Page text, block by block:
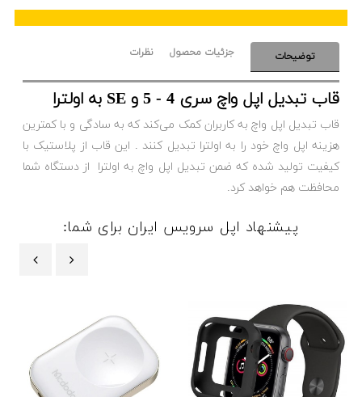
توضیحات جزئیات محصول نظرات
قاب تبدیل اپل واچ سری 4 - 5 و SE به اولترا
قاب تبدیل اپل واچ به کاربران کمک می‌کند که به سادگی و با کمترین
هزینه اپل واچ خود را به اولترا تبدیل کنند . این قاب از پلاستیک با
کیفیت تولید شده که ضمن تبدیل اپل واچ به اولترا از دستگاه شما
محافظت هم خواهد کرد.
پیشنهاد اپل سرویس ایران برای شما: